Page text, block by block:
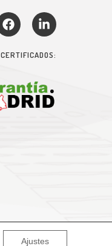
CERTIFICADOS:
Ajustes